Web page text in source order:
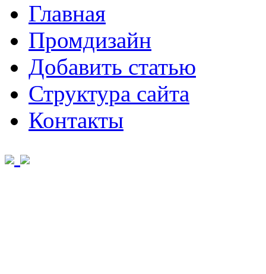
Главная
Промдизайн
Добавить статью
Структура сайта
Контакты